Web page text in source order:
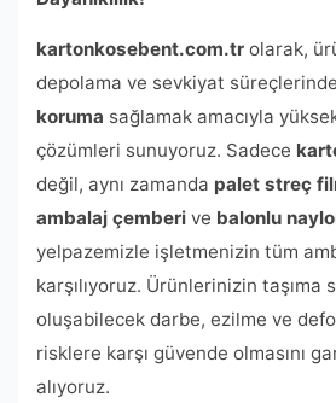
kartonkosebent.com.tr olarak,
depolama ve sevkiyat
koruma sağlamak amacıyla
çözümleri sunuyoruz. Sadece
değil, aynı zamanda palet streç
ambalaj çemberi ve balonlu
yelpazemizle işletmenizin tüm
karşılıyoruz. Ürünlerinizin taşıma
oluşabilecek darbe, ezilme ve
risklere karşı güvende olmasını
alıyoruz.